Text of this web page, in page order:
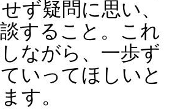
ず疑問に思い、
すること。これ
ながら、一歩ず
いってほしいと
す。